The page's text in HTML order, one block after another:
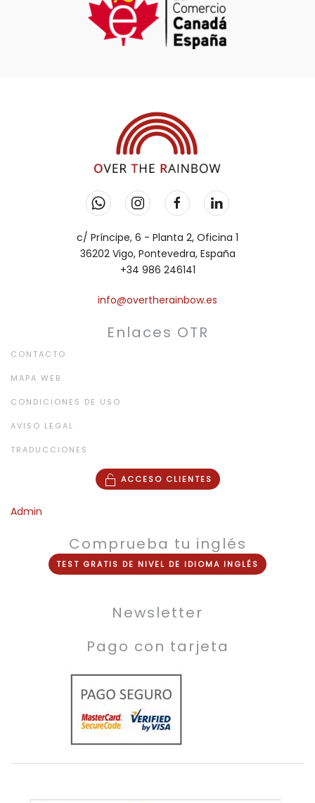
c/ Príncipe, 6 - Planta 2, Oficina 1
36202 Vigo, Pontevedra, España
+34 986 246141
info@overtherainbow.es
Enlaces OTR
CONTACTO
MAPA WEB
CONDICIONES DE USO
AVISO LEGAL
TRADUCCIONES
ACCESO CLIENTES
Admin
Comprueba tu inglés
TEST GRATIS DE NIVEL DE IDIOMA INGLÉS
Newsletter
Pago con tarjeta